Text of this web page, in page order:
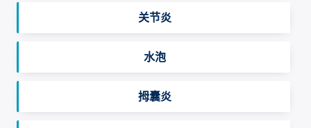
关节炎
水泡
拇囊炎